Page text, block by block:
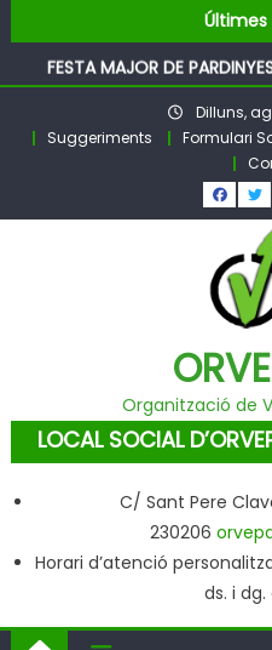
to
content
BALL DE FESTA MAJOR
FESTA MAJOR DE
Pubilles i Hereus 2026
Llibre Pardinyes 1860 –
Pubilles i Hereus – Festa
BALL DE FESTA MAJOR
Dilluns,
Suggeriments
Formulari
Organització de
LOCAL SOCIAL
C/ Sant Pere
230206
Horari d’atenció
ds. i dg.